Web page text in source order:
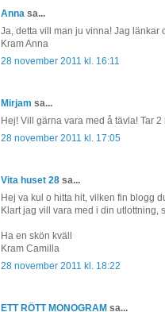
Anna sa...
Ja, detta vill man ju vinna! Jag länkar
Kram Anna
28 november 2011 kl. 16:11
Mirjam sa...
Hej! Vill gärna vara med å tävla! Tar
28 november 2011 kl. 17:05
Vita huset 28 sa...
Hej va kul o hitta hit, vilken fin blogg
Klart jag vill vara med i din utlottning,
Ha en skön kväll
Kram Camilla
28 november 2011 kl. 18:22
ETT RÖTT MONOGRAM sa...